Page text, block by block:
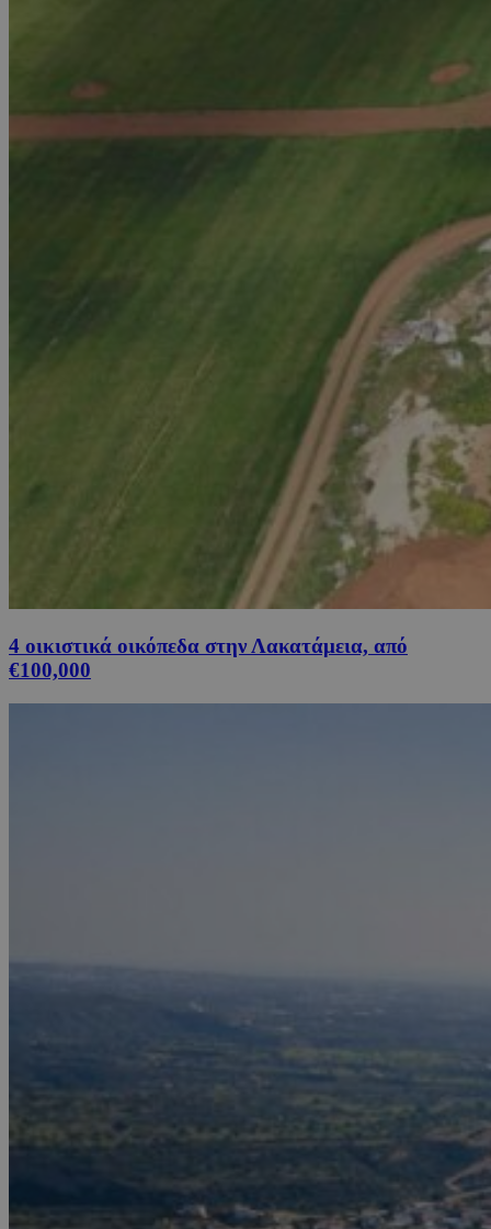
4 οικιστικά οικόπεδα στην Λακατάμεια, από
€100,000